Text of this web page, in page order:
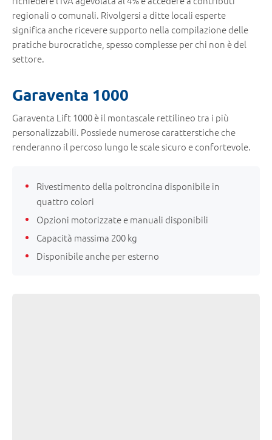
regionali o comunali. Rivolgersi a ditte locali esperte
significa anche ricevere supporto nella compilazione delle
pratiche burocratiche, spesso complesse per chi non è del
settore.
Garaventa 1000
Garaventa Lift 1000 è il montascale rettilineo tra i più
personalizzabili. Possiede numerose caratterstiche che
renderanno il percoso lungo le scale sicuro e confortevole.
Rivestimento della poltroncina disponibile in
quattro colori
Opzioni motorizzate e manuali disponibili
Capacità massima 200 kg
Disponibile anche per esterno